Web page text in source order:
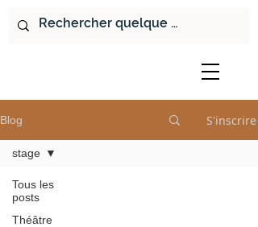
Blog S'inscrire
Tous les
posts
Théâtre
stage